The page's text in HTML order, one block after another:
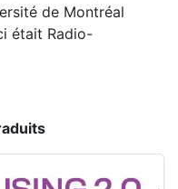
de Montréal
était Radio-